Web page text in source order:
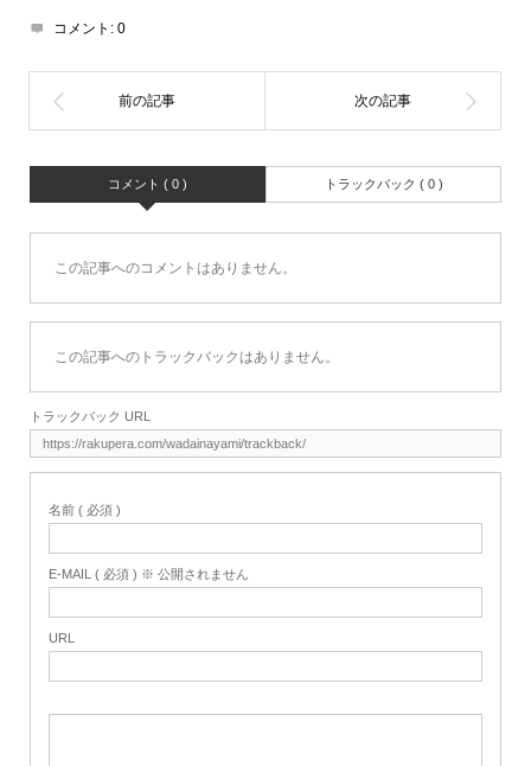
コメント: 0
コメント ( 0 ) トラックバック ( 0 )
この記事へのコメントはありません。
この記事へのトラックバックはありません。
トラックバック URL
名前 ( 必須 )
E-MAIL ( 必須 ) ※ 公開されません
URL